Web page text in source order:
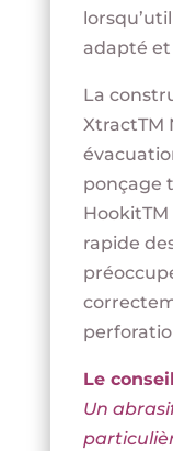
adapté et
La
XtractTM
ponçage
rapide
Le
Un